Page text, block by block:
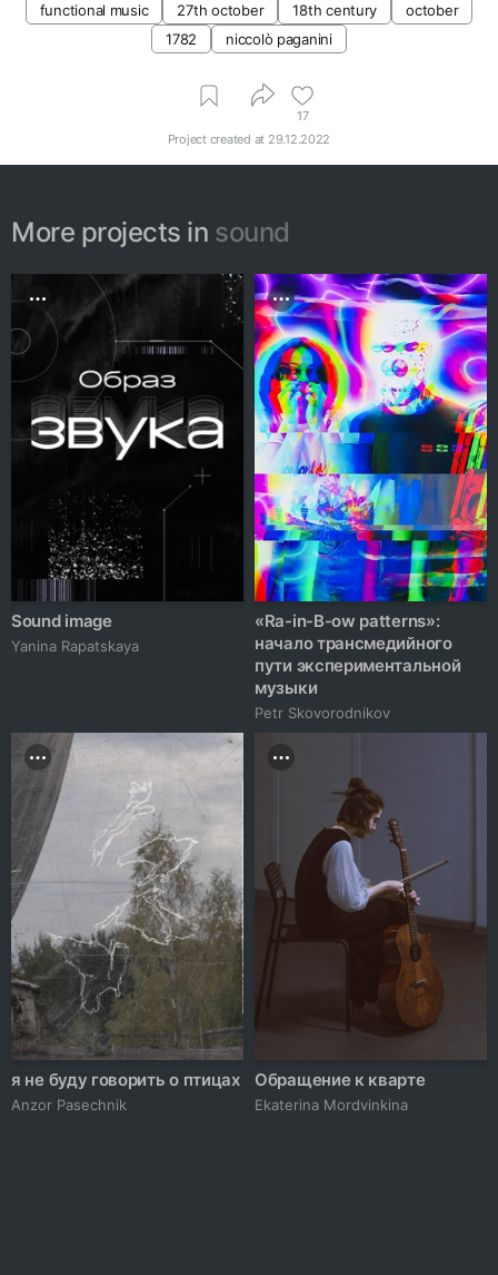
functional music
27th october 18th century
october
1782
niccolò paganini
17
Project created at 29.12.2022
More projects in sound
Sound image
Yanina Rapatskaya
«Ra-in-B-ow patterns»:
начало трансмедийного
пути экспериментальной
музыки
Petr Skovorodnikov
я не буду говорить о птицах
Anzor Pasechnik
Обращение к кварте
Ekaterina Mordvinkina